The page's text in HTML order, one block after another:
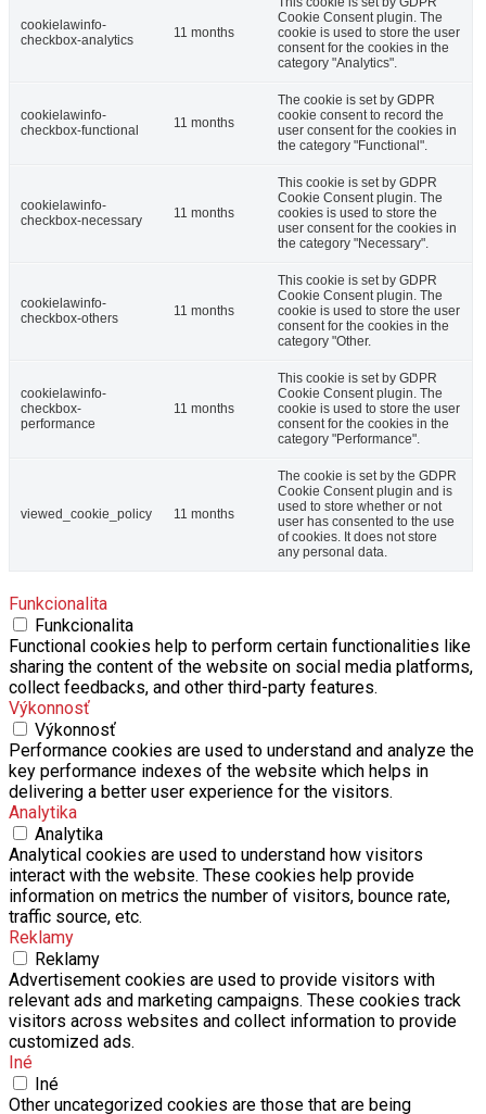
cookielawinfo-
checkbox-analytics
11 months
Cookie Consent plugin. The
cookie is used to store the user
consent for the cookies in the
category "Analytics".
cookielawinfo-
checkbox-functional
11 months
The cookie is set by GDPR
cookie consent to record the
user consent for the cookies in
the category "Functional".
cookielawinfo-
checkbox-necessary
11 months
This cookie is set by GDPR
Cookie Consent plugin. The
cookies is used to store the
user consent for the cookies in
the category "Necessary".
cookielawinfo-
checkbox-others
11 months
This cookie is set by GDPR
Cookie Consent plugin. The
cookie is used to store the user
consent for the cookies in the
category "Other.
cookielawinfo-
checkbox-
performance
11 months
This cookie is set by GDPR
Cookie Consent plugin. The
cookie is used to store the user
consent for the cookies in the
category "Performance".
viewed_cookie_policy 11 months
The cookie is set by the GDPR
Cookie Consent plugin and is
used to store whether or not
user has consented to the use
of cookies. It does not store
any personal data.
Funkcionalita
Funkcionalita
Functional cookies help to perform certain functionalities like
sharing the content of the website on social media platforms,
collect feedbacks, and other third-party features.
Výkonnosť
Výkonnosť
Performance cookies are used to understand and analyze the
key performance indexes of the website which helps in
delivering a better user experience for the visitors.
Analytika
Analytika
Analytical cookies are used to understand how visitors
interact with the website. These cookies help provide
information on metrics the number of visitors, bounce rate,
traffic source, etc.
Reklamy
Reklamy
Advertisement cookies are used to provide visitors with
relevant ads and marketing campaigns. These cookies track
visitors across websites and collect information to provide
customized ads.
Iné
Iné
Other uncategorized cookies are those that are being